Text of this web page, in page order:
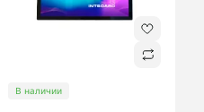
В наличии